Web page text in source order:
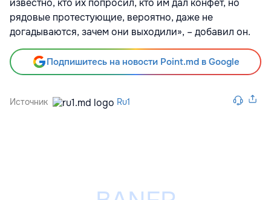
известно, кто их попросил, кто им дал конфет, но
рядовые протестующие, вероятно, даже не
догадываются, зачем они выходили», – добавил он.
Подпишитесь на новости Point.md в Google
Источник Ru1